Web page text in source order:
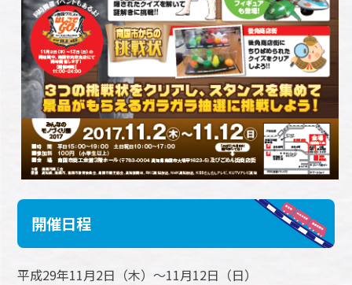
開催日程
平成29年11月2日（木）～11月12日（日）